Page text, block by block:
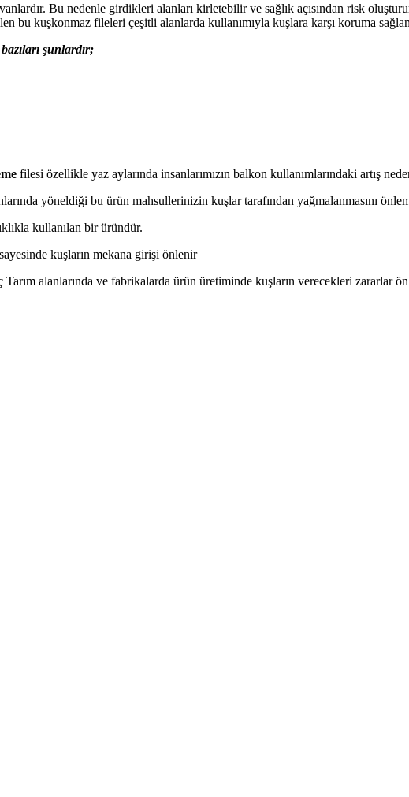
Bu nedenle girdikleri alanları kirletebilir ve sağlık açısından risk
bu kuşkonmaz fileleri çeşitli alanlarda kullanımıyla kuşlara karşı koruma
şunlardır;
filesi özellikle yaz aylarında insanlarımızın balkon kullanımlarındaki artış
yöneldiği bu ürün mahsullerinizin kuşlar tarafından yağmalanmasını
kullanılan bir üründür.
kuşların mekana girişi önlenir
alanlarında ve fabrikalarda ürün üretiminde kuşların verecekleri zararlar